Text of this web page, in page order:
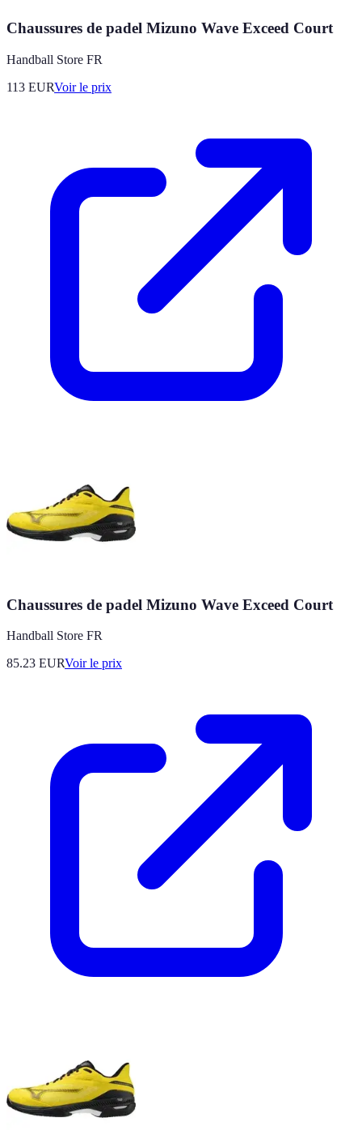
Chaussures de padel Mizuno Wave Exceed Court
Handball Store FR
113 EURVoir le prix
Chaussures de padel Mizuno Wave Exceed Court
Handball Store FR
85.23 EURVoir le prix